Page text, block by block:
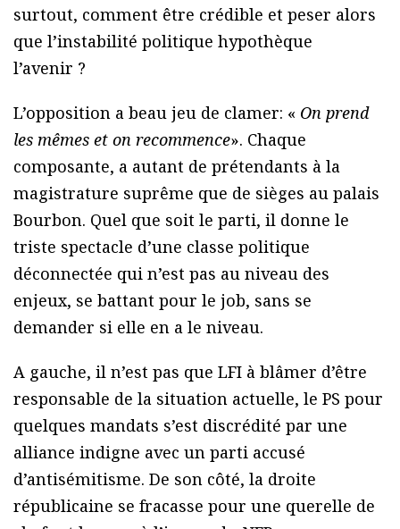
surtout, comment être crédible et peser alors
que l’instabilité politique hypothèque
l’avenir ?
L’opposition a beau jeu de clamer: « On prend
les mêmes et on recommence». Chaque
composante, a autant de prétendants à la
magistrature suprême que de sièges au palais
Bourbon. Quel que soit le parti, il donne le
triste spectacle d’une classe politique
déconnectée qui n’est pas au niveau des
enjeux, se battant pour le job, sans se
demander si elle en a le niveau.
A gauche, il n’est pas que LFI à blâmer d’être
responsable de la situation actuelle, le PS pour
quelques mandats s’est discrédité par une
alliance indigne avec un parti accusé
d’antisémitisme. De son côté, la droite
républicaine se fracasse pour une querelle de